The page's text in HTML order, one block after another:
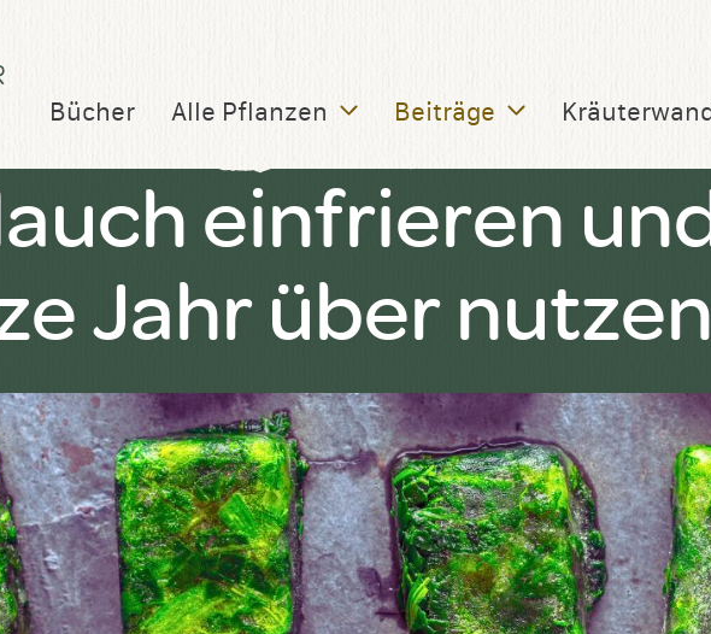
Bücher Alle Pflanzen Beiträge
einfrieren
Jahr über nutzen